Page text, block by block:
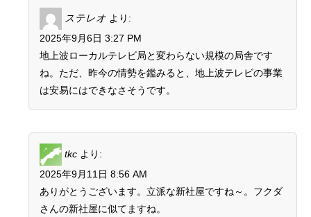
ステレオ より:
2025年9月6日 3:27 PM
地上波ローカルテレビ局と変わらない規模の局舎です
ね。ただ、昨今の情勢を鑑みると、地上波テレビの事業
は安易にはできなさそうです。
tkc より:
2025年9月11日 8:56 AM
ありがとうございます。立派な新社屋ですね～。フクダ
さんの新社屋に似てますね。